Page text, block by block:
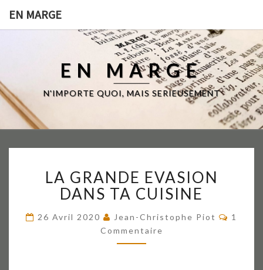
EN MARGE
EN MARGE
N'IMPORTE QUOI, MAIS SERIEUSEMENT
GRANDE
EVASION
DANS
TA
CUISINE
LA GRANDE EVASION
DANS TA CUISINE
26 Avril 2020 Jean-Christophe Piot
1
Commentaire